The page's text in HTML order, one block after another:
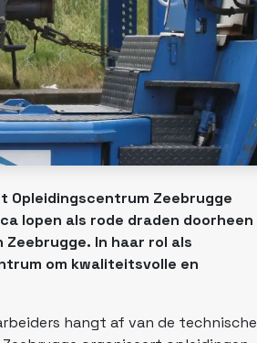
Opleidingscentrum Zeebrugge
lopen als rode draden doorheen
Zeebrugge. In haar rol als
om kwaliteitsvolle en
hangt af van de technische